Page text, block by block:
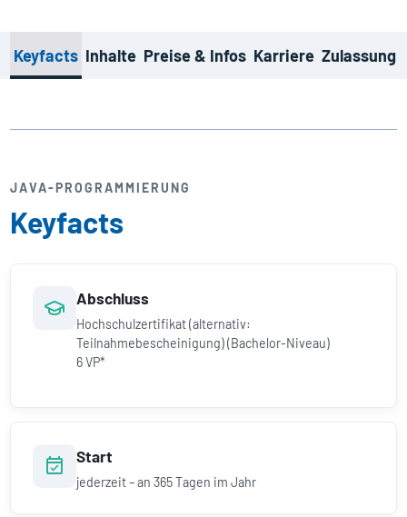
Keyfacts Inhalte Preise & Infos Karriere Zulassung
JAVA-PROGRAMMIERUNG
Keyfacts
Abschluss
Hochschulzertifikat (alternativ:
Teilnahmebescheinigung) (Bachelor-Niveau)
6 VP*
Start
jederzeit – an 365 Tagen im Jahr